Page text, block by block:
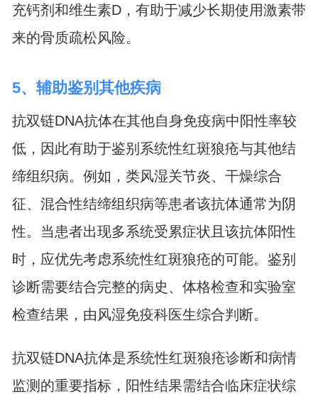
充钙剂和维生素D，有助于减少长期使用激素带
来的骨质疏松风险。
5、辅助鉴别其他疾病
抗双链DNA抗体在其他自身免疫病中阳性率较
低，因此有助于鉴别系统性红斑狼疮与其他结
缔组织病。例如，类风湿关节炎、干燥综合
征、混合性结缔组织病等患者该抗体通常为阴
性。当患者出现多系统受累症状且该抗体阳性
时，应优先考虑系统性红斑狼疮的可能。鉴别
诊断需要结合完整的病史、体格检查和实验室
检查结果，由风湿免疫科医生综合判断。
抗双链DNA抗体是系统性红斑狼疮诊断和病情
监测的重要指标，阳性结果需结合临床症状综